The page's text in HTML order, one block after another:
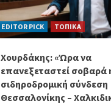
EDITOR PICK ΤΟΠΙΚΑ
Χουρδάκης: «Ώρα να
επανεξεταστεί σοβαρά
σιδηροδρομική σύνδεση
Θεσσαλονίκης –